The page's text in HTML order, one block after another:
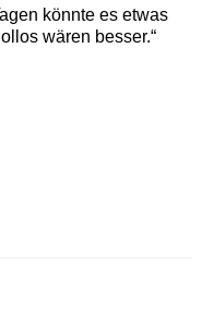
könnte es etwas
wären besser.“